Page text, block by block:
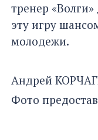
тренер
эту игру
молодежи.
Андрей
Фото